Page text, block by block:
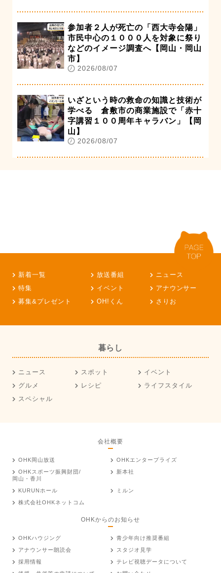
参加者２人が死亡の「西大寺会陽」
市民中心の１０００人を対象に祭り
などのイメージ調査へ【岡山・岡山
市】
2026/08/07
いざという時の救命の知識と技術が
学べる 倉敷市の商業施設で「赤十
字講習１００周年キャラバン」【岡
山】
2026/08/07
新着一覧 放送番組
ニュース
特集
イベント
アナウンサー
募集&プレゼント
OH!くん さりお
暮らし
ニュース スポット
イベント
グルメ
レシピ
ライフスタイル
スペシャル
会社概要
OHK岡山放送
OHKエンタープライズ
OHKスポーツ振興財団/
岡山・香川
新本社
KURUNホール
ミルン
株式会社OHKネットコム
OHKからのお知らせ
OHKハウジング
青少年向け推奨番組
アナウンサー朗読会
スタジオ見学
採用情報
テレビ視聴データについて